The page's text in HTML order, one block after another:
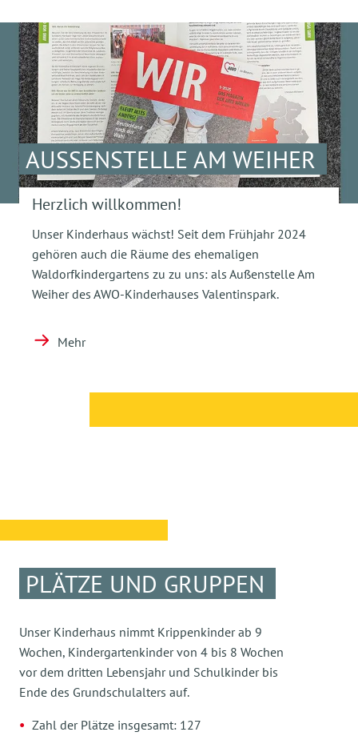
AUSSENSTELLE AM WEIHER
Herzlich willkommen!
Unser Kinderhaus wächst! Seit dem Frühjahr 2024
gehören auch die Räume des ehemaligen
Waldorfkindergartens zu zu uns: als Außenstelle Am
Weiher des AWO-Kinderhauses Valentinspark.
Mehr
PLÄTZE UND GRUPPEN
Unser Kinderhaus nimmt Krippenkinder ab 9
Wochen, Kindergartenkinder von 4 bis 8 Wochen
vor dem dritten Lebensjahr und Schulkinder bis
Ende des Grundschulalters auf.
Zahl der Plätze insgesamt: 127